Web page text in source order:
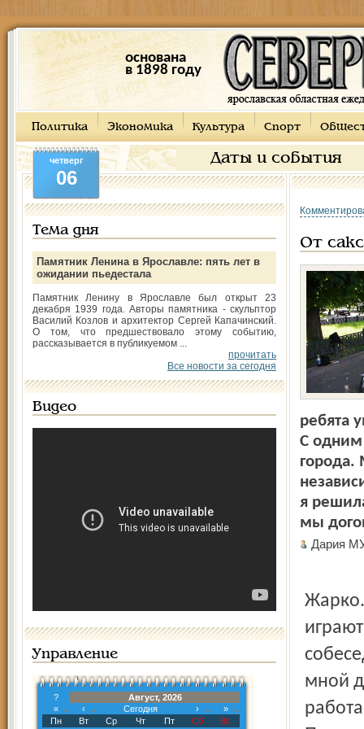
основана
в 1898 году
Политика Экономика Культура Спорт
Даты и события
четверг
06
Тема дня
Памятник Ленина в Ярославле: пять лет в
ожидании пьедестала
Памятник Ленину в Ярославле был открыт 23
декабря 1939 года. Авторы памятника - скульптор
Василий Козлов и архитектор Сергей Капачинский.
О том, что предшествовало этому событию,
рассказывается в публикуемом ...
прочитать
Все новости за сегодня
Видео
Управление
?
Август, 2026
«
‹ Сегодня ›
»
Пн
Вт Ср Чт Пт Сб Вс
От
ребята
С одним
города.
я
мы
Дария
мной